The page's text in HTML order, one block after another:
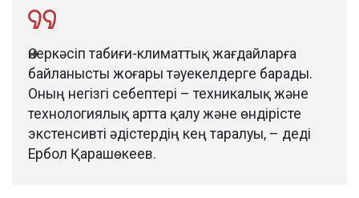
Өнеркәсіп табиғи-климаттық жағдайларға
байланысты жоғары тәуекелдерге барады.
Оның негізгі себептері – техникалық және
технологиялық артта қалу және өндірісте
экстенсивті әдістердің кең таралуы, – деді
Ербол Қарашөкеев.